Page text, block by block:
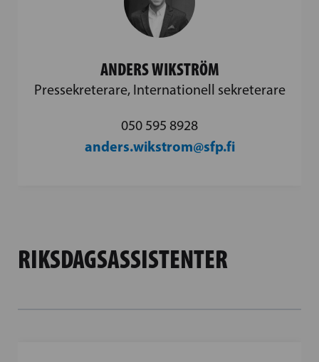
ANDERS WIKSTRÖM
Pressekreterare, Internationell sekreterare
050 595 8928
anders.wikstrom@sfp.fi
RIKSDAGSASSISTENTER